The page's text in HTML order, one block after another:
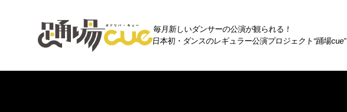
毎月新しいダンサーの公演が観られる！
日本初・ダンスのレギュラー公演プロジェクト“踊場cue”